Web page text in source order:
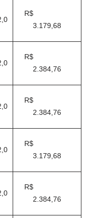
R$
3.179,68
R$
2.384,76
R$
2.384,76
R$
3.179,68
R$
2.384,76